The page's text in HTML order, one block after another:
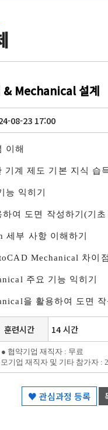
& Mechanical 설계
08-23 17:00
이해
기계 제도 기본 지식 습
능 익히기
하여 도면 작성하기 (기
세부 사항 이해하기
Mechanical 차이
주요 기능 익히기
을 활용하여 도면
훈련시간 14 시간
● 협약기업 재직자 : 무료
기업 재직자 및 기타 참가자 :
♥ 관심과정 등록